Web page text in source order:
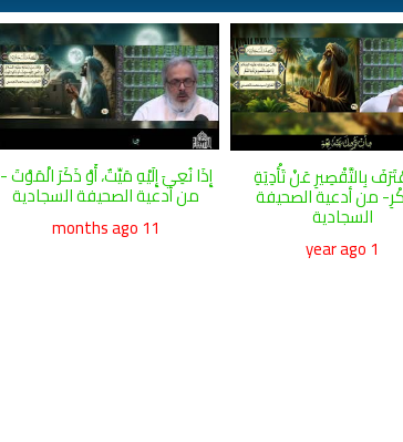
بِالتَّقْصِيرِ عَنْ تَأْدِيَةِ
من أدعية الصحيفة
السجادية
1 year ago
إِذَا نُعِيَ إِلَيْهِ مَيِّتٌ، أَوْ ذَكَرَ الْمَوْتَ -
من أدعية الصحيفة السجادية
11 months ago